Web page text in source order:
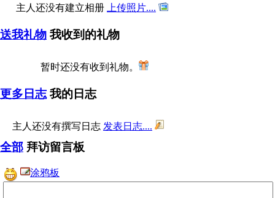
主人还没有建立相册 上传照片....
送我礼物 我收到的礼物
暂时还没有收到礼物。
更多日志 我的日志
主人还没有撰写日志 发表日志....
全部 拜访留言板
涂鸦板